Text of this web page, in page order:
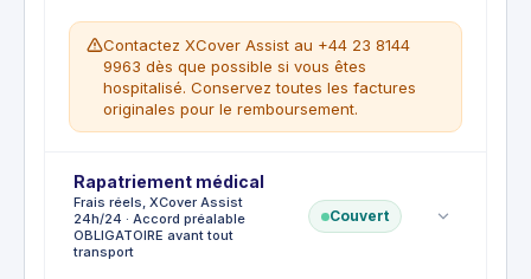
12 mois). Mutation professionnelle à plus
de 150 km. Domicile soudainement
inhabitable. Catastrophe naturelle ou grève
entraînant l'annulation du transporteur.
Accident de la route nécessitant des soins.
voyage. Vol des documents de voyage.
Quarantaine nominative individuelle.
CE QUI N'EST PAS COUVERT
Annulation pour convenance personnelle.
Contactez XCover Assist au +44 23 8144
9963 dès que possible si vous êtes
hospitalisé. Conservez toutes les factures
originales pour le remboursement.
Franchise:€50
CE QUI EST COUVERT
Frais d'hospitalisation d'urgence à
l'étranger. Consultation médicale et soins
Rapatriement médical
Frais réels, XCover Assist
24h/24 · Accord préalable
OBLIGATOIRE avant tout
transport
Couvert